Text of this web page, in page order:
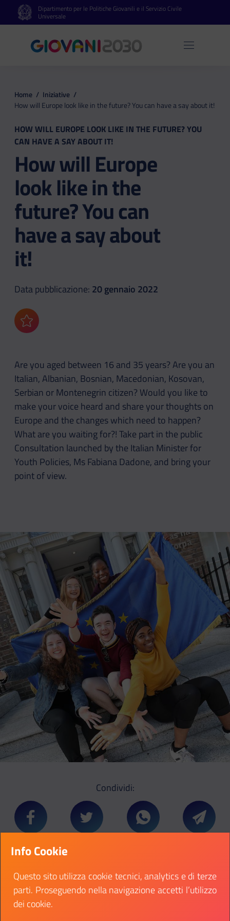
Vai al contenuto principale
Vai al footerDipartimento per le Politiche Giovanili e il Servizio Civile
Universale
Apri
Home / Iniziative /
How will Europe look like in the future? You can have a say about it!
HOW WILL EUROPE LOOK LIKE IN THE FUTURE? YOU
CAN HAVE A SAY ABOUT IT!
How will Europe
look like in the
future? You can
have a say about
it!
Data pubblicazione: 20 gennaio 2022
Aggiungi ai preferiti
Are you aged between 16 and 35 years? Are you an
Italian, Albanian, Bosnian, Macedonian, Kosovan,
Serbian or Montenegrin citizen? Would you like to
make your voice heard and share your thoughts on
Europe and the changes which need to happen?
What are you waiting for?! Take part in the public
Consultation launched by the Italian Minister for
Youth Policies, Ms Fabiana Dadone, and bring your
point of view.
Condividi:
Condividi su FacebookCondividi su TwitterCondividi su
share your opinions on the European Union and on
the changes needed to improve the democratic
system, increasing youth participation in decision-
Info Cookie
Questo sito utilizza cookie tecnici, analytics e di terze
parti. Proseguendo nella navigazione accetti l’utilizzo
dei cookie.